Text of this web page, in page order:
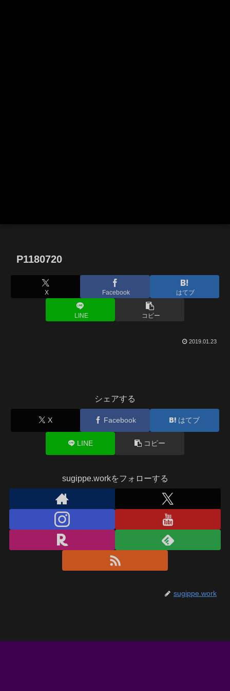
P1180720
X Facebook はてブ
LINE コピー
2019.01.23
シェアする
X Facebook はてブ
LINE コピー
sugippe.workをフォローする
sugippe.work